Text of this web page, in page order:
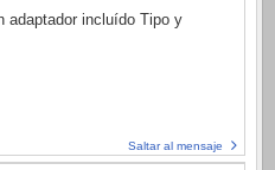
adaptador incluído Tipo y
Saltar al mensaje